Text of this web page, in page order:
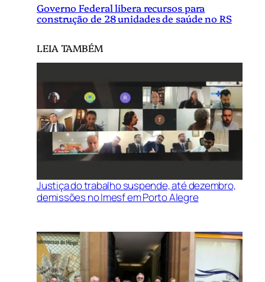
Governo Federal libera recursos para
construção de 28 unidades de saúde no RS
LEIA TAMBÉM
Justiça do trabalho suspende, até dezembro,
demissões no Imesf em Porto Alegre